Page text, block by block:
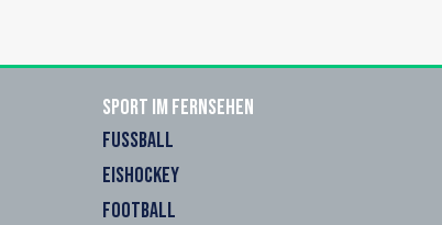
Sport im Fernsehen
FUSSBALL
EISHOCKEY
FOOTBALL